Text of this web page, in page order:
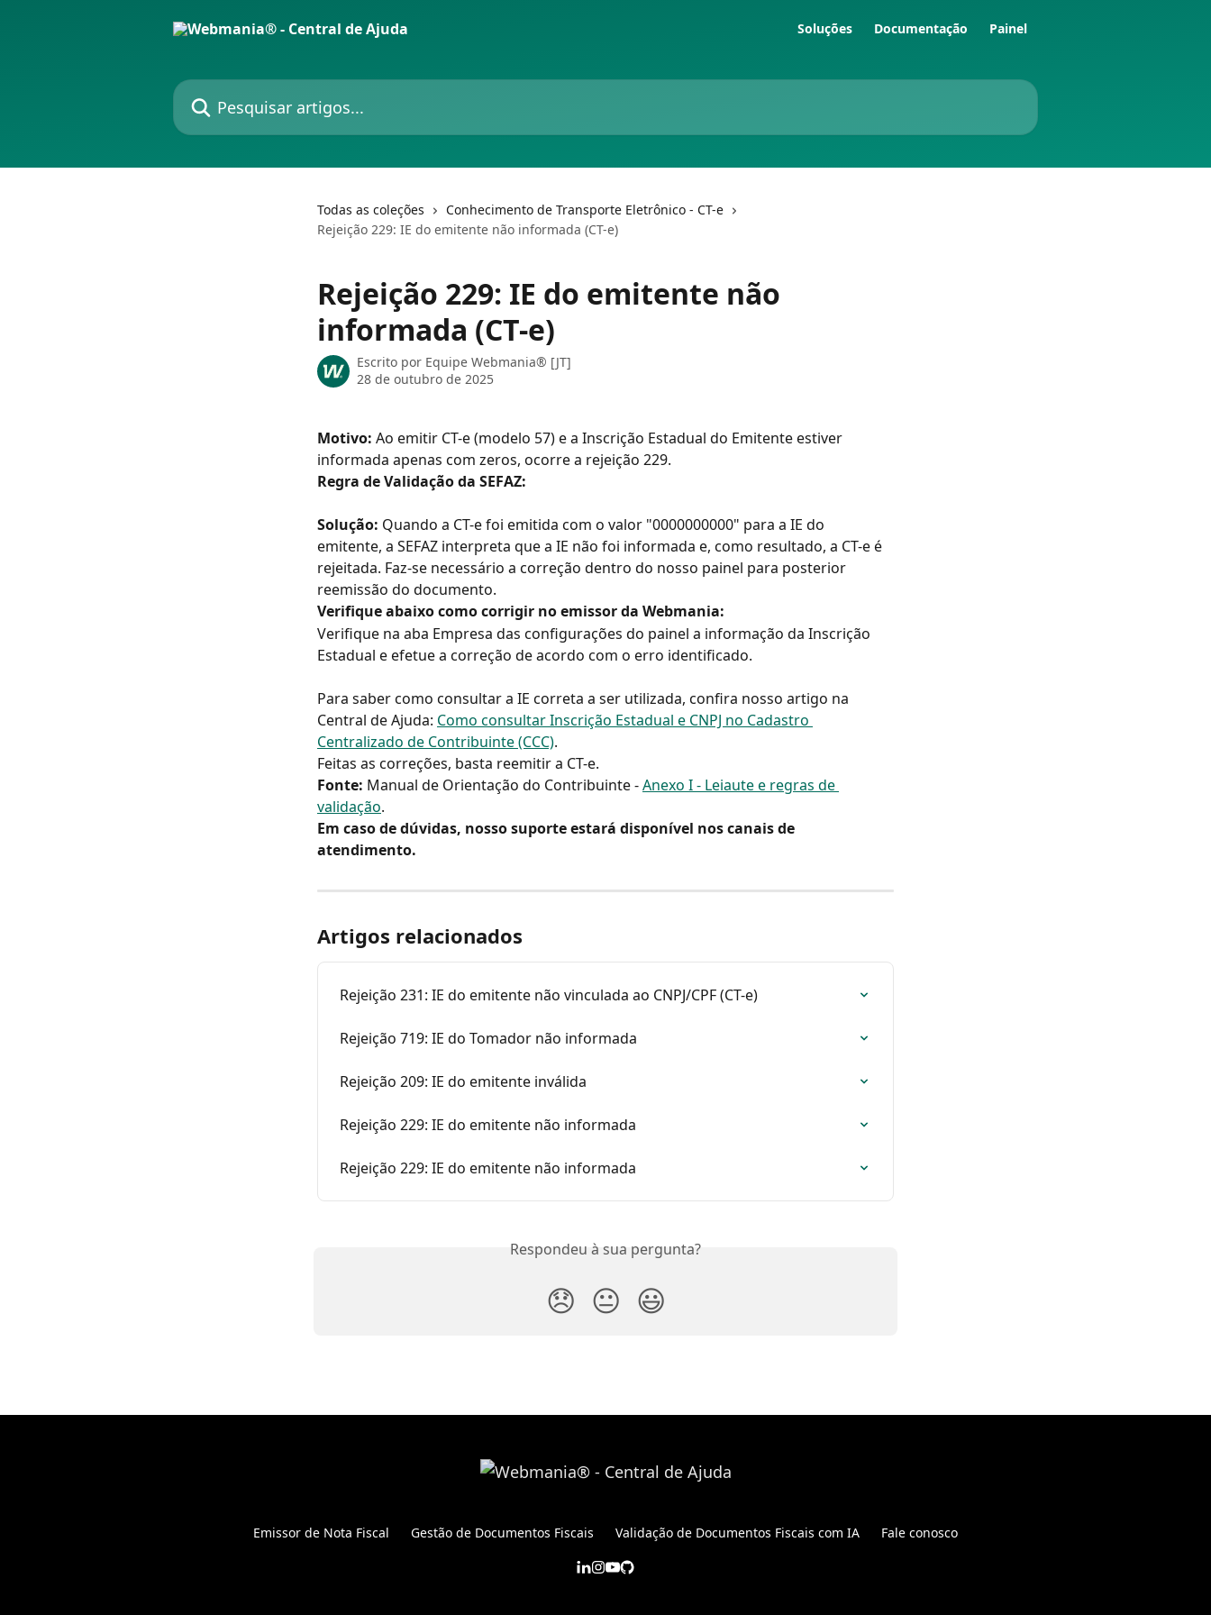
Soluções Documentação Painel
Pesquisar artigos...
Todas as coleções
Conhecimento de Transporte Eletrônico - CT-e
Rejeição 229: IE do emitente não informada (CT-e)
Rejeição 229: IE do emitente não
informada (CT-e)
Escrito por Equipe Webmania® [JT]
28 de outubro de 2025
Motivo: Ao emitir CT-e (modelo 57) e a Inscrição Estadual do Emitente estiver
informada apenas com zeros, ocorre a rejeição 229.
Regra de Validação da SEFAZ:
Solução: Quando a CT-e foi emitida com o valor "0000000000" para a IE do
emitente, a SEFAZ interpreta que a IE não foi informada e, como resultado, a CT-e é
rejeitada. Faz-se necessário a correção dentro do nosso painel para posterior
reemissão do documento.
Verifique abaixo como corrigir no emissor da Webmania:
Verifique na aba Empresa das configurações do painel a informação da Inscrição
Estadual e efetue a correção de acordo com o erro identificado.
Para saber como consultar a IE correta a ser utilizada, confira nosso artigo na
Central de Ajuda: Como consultar Inscrição Estadual e CNPJ no Cadastro
Centralizado de Contribuinte (CCC).
Feitas as correções, basta reemitir a CT-e.
Fonte: Manual de Orientação do Contribuinte - Anexo I - Leiaute e regras de
validação.
Em caso de dúvidas, nosso suporte estará disponível nos canais de
atendimento.
Artigos relacionados
Rejeição 231: IE do emitente não vinculada ao CNPJ/CPF (CT-e)
Rejeição 719: IE do Tomador não informada
Rejeição 209: IE do emitente inválida
Rejeição 229: IE do emitente não informada
Rejeição 229: IE do emitente não informada
Respondeu à sua pergunta?
😞 😐 😃
Emissor de Nota Fiscal Gestão de Documentos Fiscais Validação de Documentos Fiscais com IA Fale conosco